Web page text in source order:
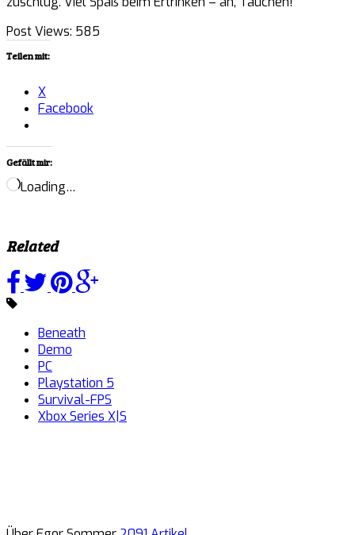
Post Views: 585
Teilen mit:
X
Facebook
Gefällt mir:
Loading…
Related
Beneath
Demo
PC
Playstation 5
Survival-FPS
Xbox Series X|S